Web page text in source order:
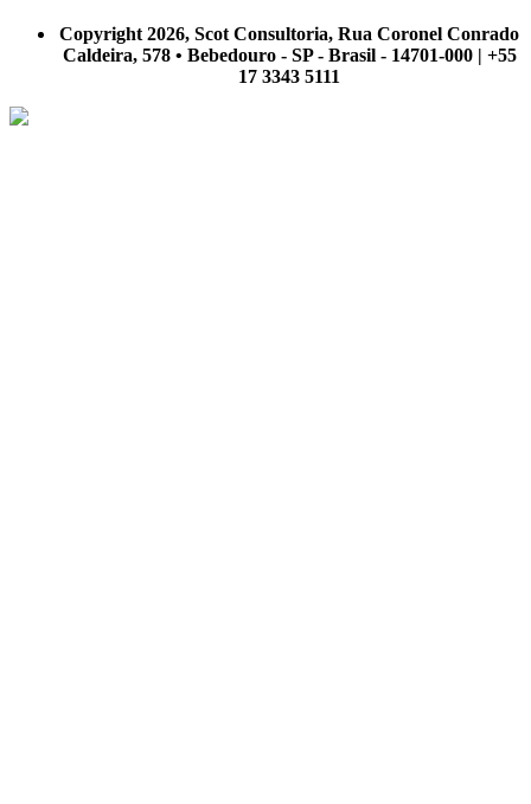
Copyright 2026, Scot Consultoria, Rua Coronel Conrado
Caldeira, 578 • Bebedouro - SP - Brasil - 14701-000 | +55
17 3343 5111